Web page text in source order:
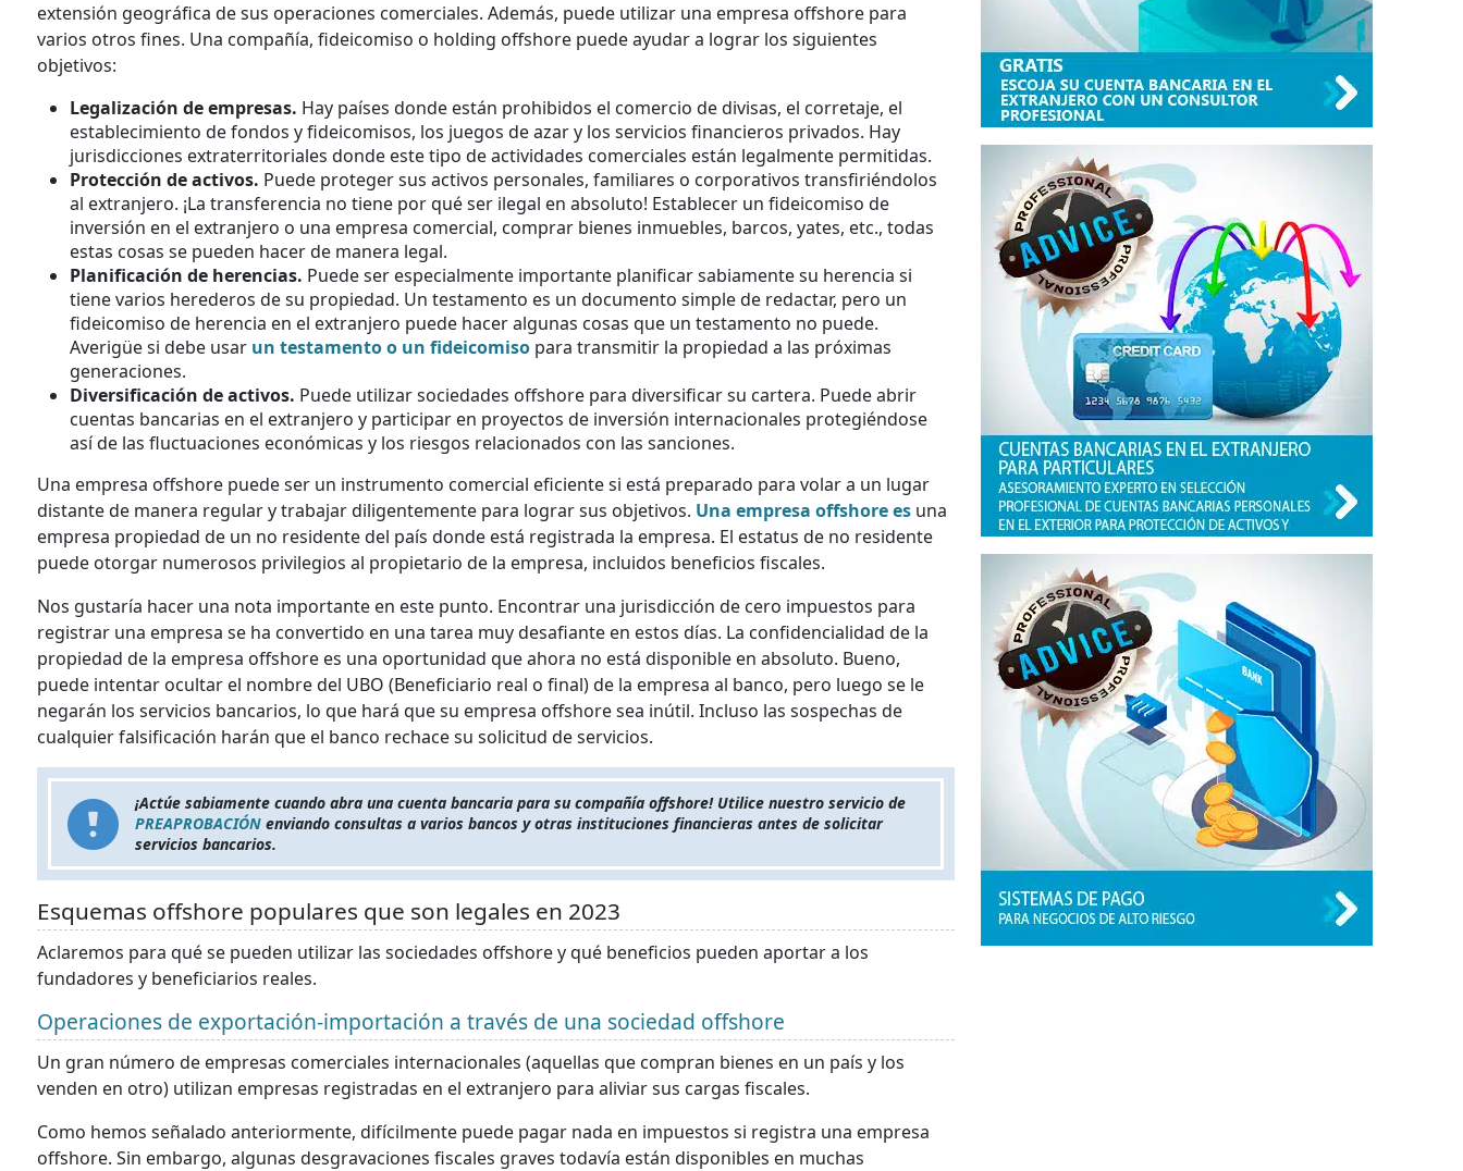
extensión geográfica de sus operaciones comerciales. Además, puede utilizar una empresa offshore para
varios otros fines. Una compañía, fideicomiso o holding offshore puede ayudar a lograr los siguientes
objetivos:
Legalización de empresas. Hay países donde están prohibidos el comercio de divisas, el corretaje, el
establecimiento de fondos y fideicomisos, los juegos de azar y los servicios financieros privados. Hay
jurisdicciones extraterritoriales donde este tipo de actividades comerciales están legalmente permitidas.
Protección de activos. Puede proteger sus activos personales, familiares o corporativos transfiriéndolos
al extranjero. ¡La transferencia no tiene por qué ser ilegal en absoluto! Establecer un fideicomiso de
inversión en el extranjero o una empresa comercial, comprar bienes inmuebles, barcos, yates, etc., todas
estas cosas se pueden hacer de manera legal.
Planificación de herencias. Puede ser especialmente importante planificar sabiamente su herencia si
tiene varios herederos de su propiedad. Un testamento es un documento simple de redactar, pero un
fideicomiso de herencia en el extranjero puede hacer algunas cosas que un testamento no puede.
Averigüe si debe usar un testamento o un fideicomiso para transmitir la propiedad a las próximas
generaciones.
Diversificación de activos. Puede utilizar sociedades offshore para diversificar su cartera. Puede abrir
cuentas bancarias en el extranjero y participar en proyectos de inversión internacionales protegiéndose
así de las fluctuaciones económicas y los riesgos relacionados con las sanciones.
Una empresa offshore puede ser un instrumento comercial eficiente si está preparado para volar a un lugar
distante de manera regular y trabajar diligentemente para lograr sus objetivos. Una empresa offshore es una
empresa propiedad de un no residente del país donde está registrada la empresa. El estatus de no residente
puede otorgar numerosos privilegios al propietario de la empresa, incluidos beneficios fiscales.
Nos gustaría hacer una nota importante en este punto. Encontrar una jurisdicción de cero impuestos para
registrar una empresa se ha convertido en una tarea muy desafiante en estos días. La confidencialidad de la
propiedad de la empresa offshore es una oportunidad que ahora no está disponible en absoluto. Bueno,
puede intentar ocultar el nombre del UBO (Beneficiario real o final) de la empresa al banco, pero luego se le
negarán los servicios bancarios, lo que hará que su empresa offshore sea inútil. Incluso las sospechas de
cualquier falsificación harán que el banco rechace su solicitud de servicios.
¡Actúe sabiamente cuando abra una cuenta bancaria para su compañía offshore! Utilice nuestro servicio de
PREAPROBACIÓN enviando consultas a varios bancos y otras instituciones financieras antes de solicitar
servicios bancarios.
Esquemas offshore populares que son legales en 2023
Aclaremos para qué se pueden utilizar las sociedades offshore y qué beneficios pueden aportar a los
fundadores y beneficiarios reales.
Operaciones de exportación-importación a través de una sociedad offshore
Un gran número de empresas comerciales internacionales (aquellas que compran bienes en un país y los
venden en otro) utilizan empresas registradas en el extranjero para aliviar sus cargas fiscales.
Como hemos señalado anteriormente, difícilmente puede pagar nada en impuestos si registra una empresa
offshore. Sin embargo, algunas desgravaciones fiscales graves todavía están disponibles en muchas